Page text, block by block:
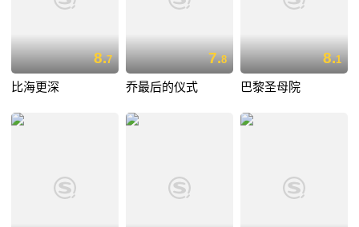
8.7
比海更深
7.8
乔最后的仪式
8.1
巴黎圣母院